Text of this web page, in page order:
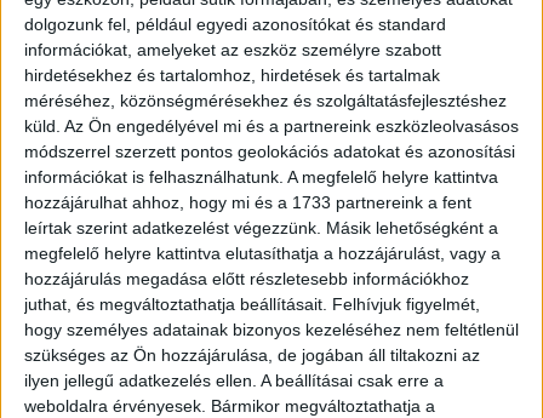
dolgozunk fel, például egyedi azonosítókat és standard
információkat, amelyeket az eszköz személyre szabott
hirdetésekhez és tartalomhoz, hirdetések és tartalmak
méréséhez, közönségmérésekhez és szolgáltatásfejlesztéshez
küld. Az Ön engedélyével mi és a partnereink eszközleolvasásos
módszerrel szerzett pontos geolokációs adatokat és azonosítási
információkat is felhasználhatunk. A megfelelő helyre kattintva
hozzájárulhat ahhoz, hogy mi és a 1733 partnereink a fent
leírtak szerint adatkezelést végezzünk. Másik lehetőségként a
megfelelő helyre kattintva elutasíthatja a hozzájárulást, vagy a
hozzájárulás megadása előtt részletesebb információkhoz
juthat, és megváltoztathatja beállításait. Felhívjuk figyelmét,
hogy személyes adatainak bizonyos kezeléséhez nem feltétlenül
szükséges az Ön hozzájárulása, de jogában áll tiltakozni az
ilyen jellegű adatkezelés ellen. A beállításai csak erre a
weboldalra érvényesek. Bármikor megváltoztathatja a
LEGFRISSEBB
2026. augusztus 7.